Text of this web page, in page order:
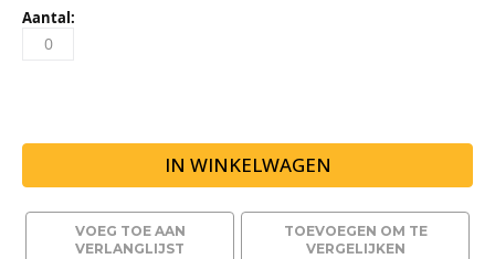
IN WINKELWAGEN
VOEG TOE AAN
VERLANGLIJST
TOEVOEGEN OM TE
VERGELIJKEN